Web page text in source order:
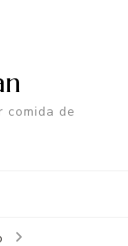
comida de